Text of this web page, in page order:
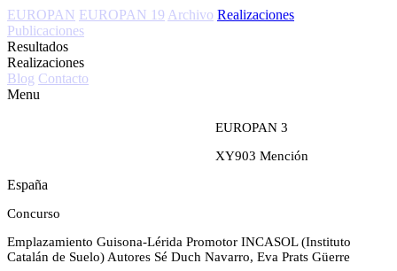
EUROPAN EUROPAN 19 Archivo Realizaciones
Publicaciones
Resultados
Realizaciones
Blog Contacto
Menu
EUROPAN 3
XY903 Mención
España
Concurso
Emplazamiento Guisona-Lérida Promotor INCASOL (Instituto
Catalán de Suelo) Autores Sé Duch Navarro, Eva Prats Güerre